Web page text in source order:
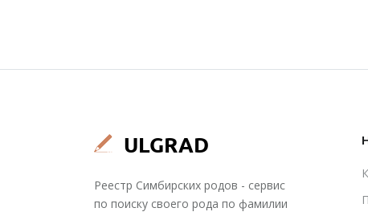
Реестр Симбирских родов - сервис
по поиску своего рода по фамилии